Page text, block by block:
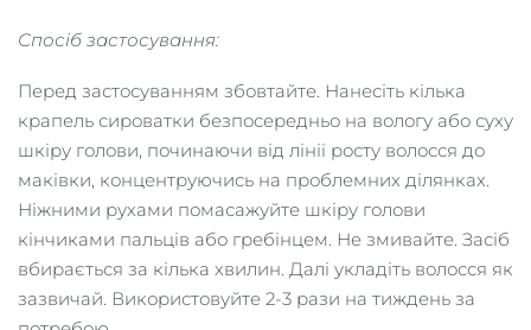
Спосіб застосування:
Перед застосуванням збовтайте. Нанесіть кілька
крапель сироватки безпосередньо на вологу або суху
шкіру голови, починаючи від лінії росту волосся до
маківки, концентруючись на проблемних ділянках.
Ніжними рухами помасажуйте шкіру голови
кінчиками пальців або гребінцем. Не змивайте. Засіб
вбирається за кілька хвилин. Далі укладіть волосся як
зазвичай. Використовуйте 2-3 рази на тиждень за